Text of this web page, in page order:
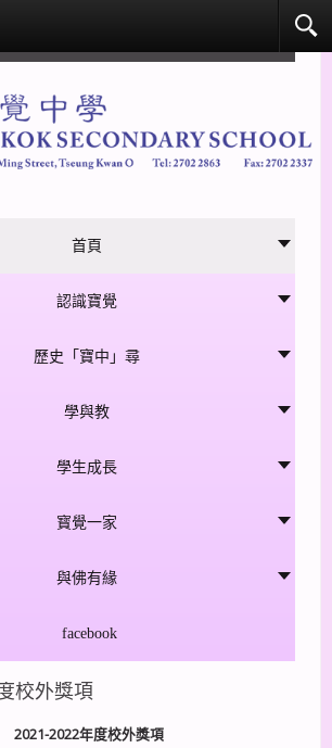
首頁
認識寶覺
歷史「寶中」尋
學與教
學生成長
寳覺一家
與佛有緣
facebook
校外獎項
2021-2022年度校外獎項